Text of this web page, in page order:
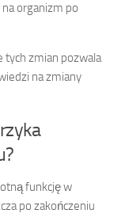
organizm po
tych zmian pozwala
na zmiany
funkcję w
po zakończeniu